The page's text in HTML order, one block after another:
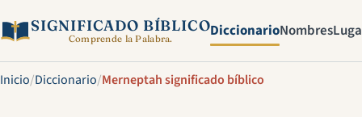
SIGNIFICADO BÍBLICO
Comprende la Palabra. DiccionarioNombres
Inicio/Diccionario/Merneptah significado bíblico